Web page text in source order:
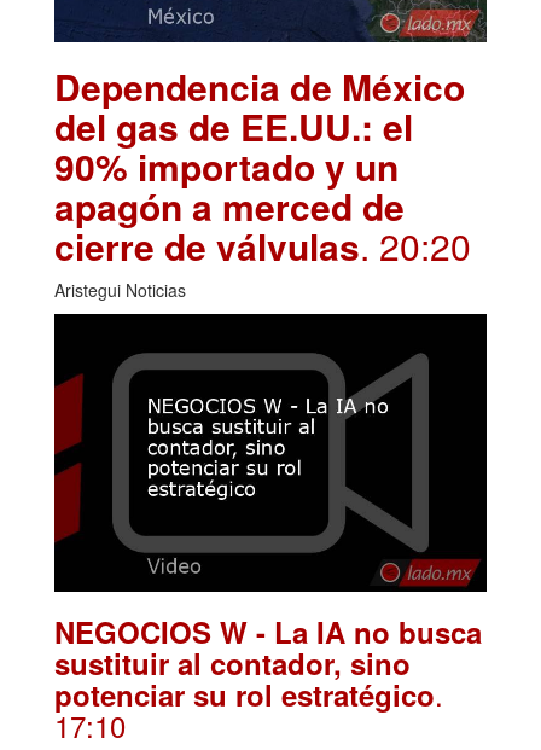
Dependencia de México
del gas de EE.UU.: el
90% importado y un
apagón a merced de
cierre de válvulas. 20:20
Aristegui Noticias
NEGOCIOS W - La IA no busca
sustituir al contador, sino
potenciar su rol estratégico.
17:10